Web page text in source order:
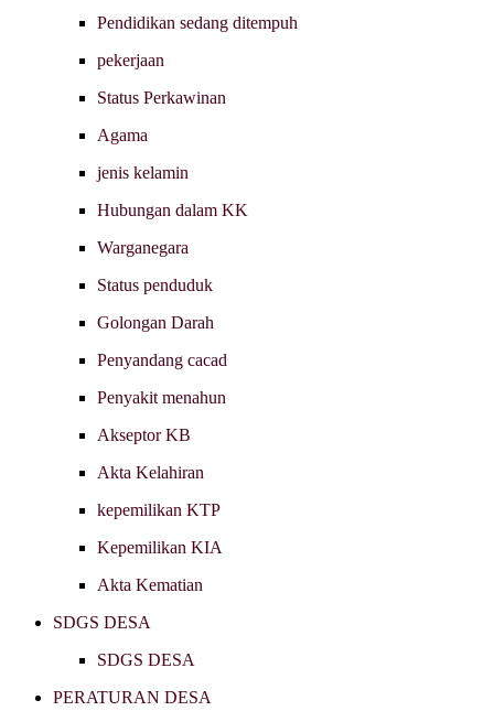
Pendidikan sedang ditempuh
pekerjaan
Status Perkawinan
Agama
jenis kelamin
Hubungan dalam KK
Warganegara
Status penduduk
Golongan Darah
Penyandang cacad
Penyakit menahun
Akseptor KB
Akta Kelahiran
kepemilikan KTP
Kepemilikan KIA
Akta Kematian
SDGS DESA
SDGS DESA
PERATURAN DESA